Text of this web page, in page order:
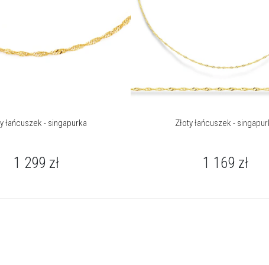
łańcuszek - singapurka
1 299 zł
Złoty łańcuszek -
1 169 zł